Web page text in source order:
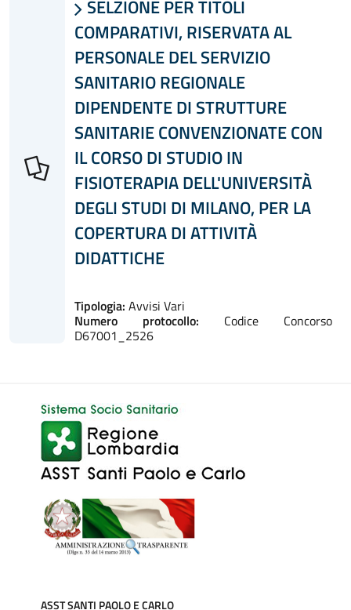
 SELZIONE PER TITOLI
COMPARATIVI, RISERVATA AL
PERSONALE DEL SERVIZIO
SANITARIO REGIONALE
DIPENDENTE DI STRUTTURE
SANITARIE CONVENZIONATE CON
IL CORSO DI STUDIO IN
FISIOTERAPIA DELL'UNIVERSITÀ
DEGLI STUDI DI MILANO, PER LA
COPERTURA DI ATTIVITÀ
DIDATTICHE
Tipologia: Avvisi Vari
Numero protocollo: Codice Concorso
D67001_2526
ASST SANTI PAOLO E CARLO